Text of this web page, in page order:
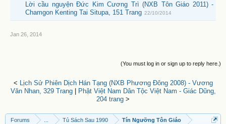
Lời cầu nguyện Đức Kim Cương Trì (NXB Tôn Giáo 2011) -
Chamgon Kenting Tai Situpa, 151 Trang 22/10/2014
Jan 26, 2014
(You must log in or sign up to reply here.)
< Lịch Sử Phiên Dịch Hán Tạng (NXB Phương Đông 2008) - Vương
Văn Nhan, 329 Trang|
Phật Việt Nam Dân Tộc Việt Nam - Giác Dũng,
204 trang >
Forums Tủ Sách Sau 1990 Tín Ngưỡng Tôn Giáo